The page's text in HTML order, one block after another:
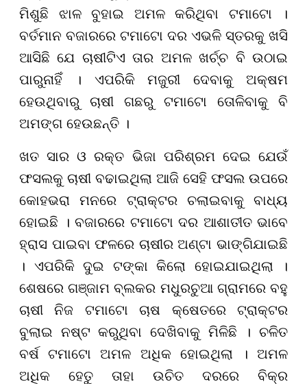
ମିଶୁଛି ଝାଳ ବୁହାଇ ଅମଳ କରିଥିବା ଟମାଟୋ ।
ବର୍ତମାନ ବଜାରରେ ଟମାଟୋ ଦର ଏଭଳି ସ୍ତରକୁ ଖସି
ଆସିଛି ଯେ ଚାଷୀଟିଏ ତାର ଅମଳ ଖର୍ଚ୍ଚ ବି ଉଠାଇ
ପାରୁନାହିଁ । ଏପରିକି ମଜୁରୀ ଦେବାକୁ ଅକ୍ଷମ
ହେଉଥିବାରୁ ଚାଷୀ ଗଛରୁ ଟମାଟୋ ତୋଳିବାକୁ ବି
ଅମଙ୍ଗ ହେଉଛନ୍ତି ।
ଖତ ସାର ଓ ରକ୍ତ ଭିଜା ପରିଶ୍ରମ ଦେଇ ଯେଉଁ
ଫସଲକୁ ଚାଷୀ ବଢାଇଥିଲା ଆଜି ସେହି ଫସଲ ଉପରେ
କୋହଭରା ମନରେ ଟ୍ରାକ୍ଟର ଚଲାଇବାକୁ ବାଧ୍ୟ
ହୋଇଛି । ବଜାରରେ ଟମାଟୋ ଦର ଆଶାତୀତ ଭାବେ
ହ୍ରାସ ପାଇବା ଫଳରେ ଚାଷୀର ଅଣ୍ଟା ଭାଙ୍ଗିଯାଇଛି
। ଏପରିକି ଦୁଇ ଟଙ୍କା କିଲୋ ହୋଇଯାଇଥିଲା ।
ଶେଷରେ ଗଞ୍ଜାମ ବ୍ଲକର ମଧୁରଚୁଆ ଗ୍ରାମରେ ବହୁ
ଚାଷୀ ନିଜ ଟମାଟୋ ଚାଷ କ୍ଷେତରେ ଟ୍ରାକ୍ଟର
ବୁଲାଇ ନଷ୍ଟ କରୁଥିବା ଦେଖିବାକୁ ମିଳିଛି । ଚଳିତ
ବର୍ଷ ଟମାଟୋ ଅମଳ ଅଧିକ ହୋଇଥିଲା । ଅମଳ
ଅଧିକ ହେତୁ ତାହା ଉଚିତ ଦରରେ ବିକ୍ର